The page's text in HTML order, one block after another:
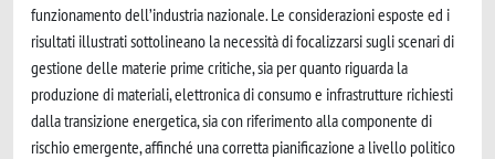
funzionamento dell’industria nazionale. Le considerazioni esposte ed i
risultati illustrati sottolineano la necessità di focalizzarsi sugli scenari di
gestione delle materie prime critiche, sia per quanto riguarda la
produzione di materiali, elettronica di consumo e infrastrutture richiesti
dalla transizione energetica, sia con riferimento alla componente di
rischio emergente, affinché una corretta pianificazione a livello politico